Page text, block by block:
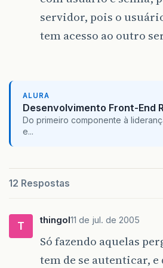
servidor, pois o
tem acesso ao outro
ALURA
Desenvolvimento Front-End
Do primeiro componente à
e...
12 Respostas
T thingol11 de jul. de 2005
Só fazendo aquelas
tem de se autenticar,